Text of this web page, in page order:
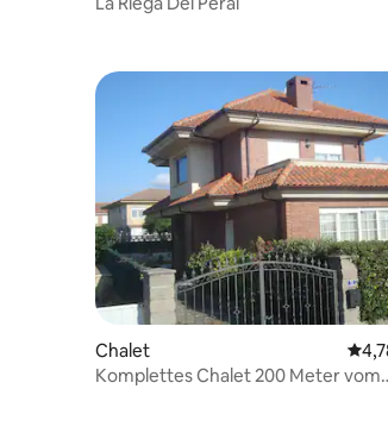
Chalet
Komplettes Chalet 200 Meter vom